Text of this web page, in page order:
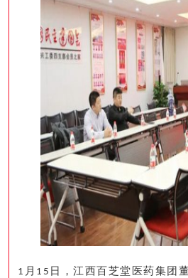
1 月 15 日，江西百芝堂医药集团